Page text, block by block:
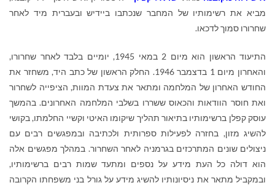
מביא את רשימותיו של המחבר שנכתבו ביידיש ובעברית מיד לאחר
שחרורו סמוך לדכאו.
התיעוד הראשון הוא מיום 2 במאי 1945, יומיים בלבד לאחר שחרורו,
והאחרון מיום 1 בדצמבר 1946. החלק הראשון של כתב היד, משחזר את
החודש האחרון של המלחמה ומתאר את צעדת המוות, הציפייה לשחרור
ואת חוסר הוודאות והכאוס ששררו בשלבי המלחמה האחרונים. בהמשך
עוסק קפלן ברשימותיו בתיאור תהליך שיקומו האיטי וקשיי החלמתו, בקושי
להשיג מזון, בחזרה לפעילות ספרותית ולכתיבה ובמפגשים רבים עם
ניצולים שונים המתרכזים בגרמניה לאחר השחרור. במהלך מפגשים אלה
הוא דולה כל העת מידע על נספים ומתעד שמות רבים ברשימותיו,
ובמקביל מתאר את ניסיונותיו להשיג מידע על גורל בני משפחתו הקרובה